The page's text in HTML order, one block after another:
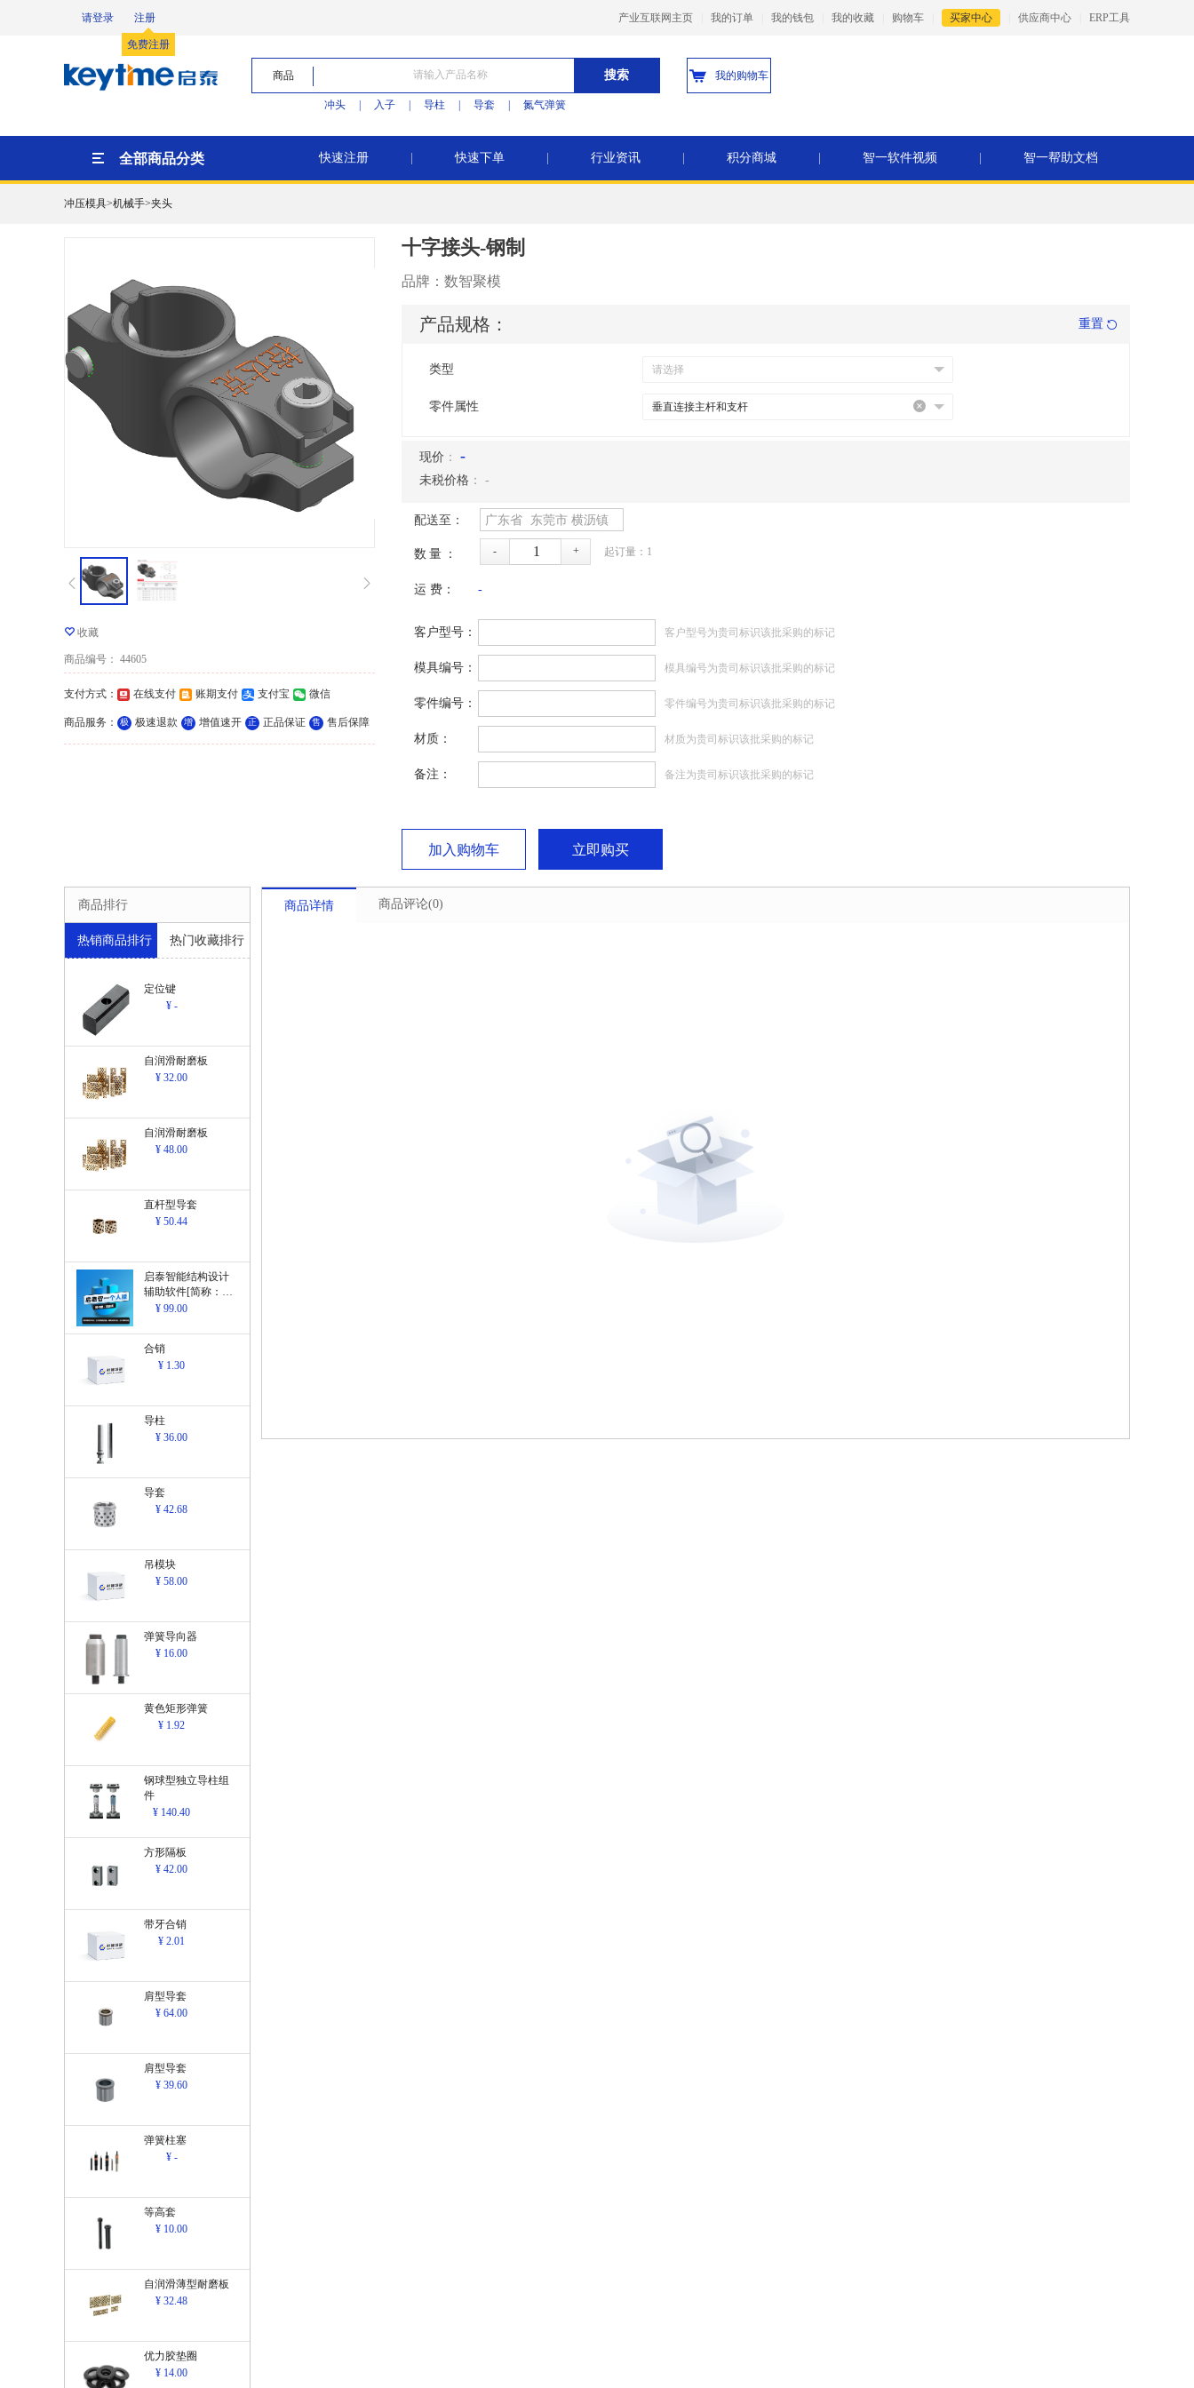
请登录 注册
免费注册
产业互联网主页 我的订单 我的钱包 我的收藏 购物车 买家中心 供应商中心 ERP工具
商品 搜索
冲头 入子 导柱 导套 氮气弹簧
我的购物车
全部商品分类 快速注册 快速下单 行业资讯 积分商城 智一软件视频 智一帮助文档
冲压模具>机械手>夹头
收藏
商品编号 ： 44605
支付方式 ： 在线支付 账期支付 支付宝 微信
商品服务 ： 极 极速退款 增 增值速开 正 正品保证 售 售后保障
十字接头-钢制
品牌： 数智聚模
产品规格： 重置
类型
零件属性
现价 ： -
未税价格 ： -
配送至： 广东省 东莞市 横沥镇
数量： - + 起订量： 1
运 费： -
客户型号： 客户型号为贵司标识该批采购的标记
模具编号： 模具编号为贵司标识该批采购的标记
零件编号： 零件编号为贵司标识该批采购的标记
材质： 材质为贵司标识该批采购的标记
备注： 备注为贵司标识该批采购的标记
加入购物车 立即购买
商品排行
热销商品排行 热门收藏排行
定位键
¥ -
自润滑耐磨板
¥ 32.00
自润滑耐磨板
¥ 48.00
直杆型导套
¥ 50.44
启泰智能结构设计
辅助软件[简称：结
构设计辅助软
¥ 99.00
合销
¥ 1.30
导柱
¥ 36.00
导套
¥ 42.68
吊模块
¥ 58.00
弹簧导向器
¥ 16.00
黄色矩形弹簧
¥ 1.92
钢球型独立导柱组
件
¥ 140.40
方形隔板
¥ 42.00
带牙合销
¥ 2.01
肩型导套
¥ 64.00
肩型导套
¥ 39.60
弹簧柱塞
¥ -
等高套
¥ 10.00
自润滑薄型耐磨板
¥ 32.48
优力胶垫圈
¥ 14.00
商品详情 商品评论(0)